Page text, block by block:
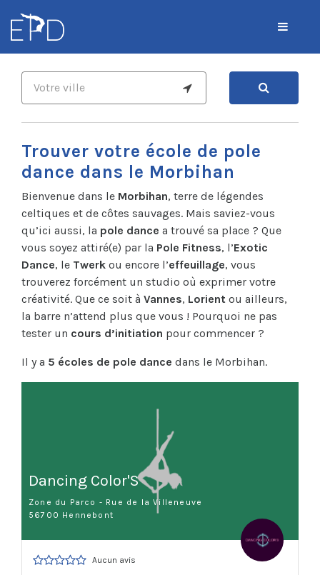
Trouver votre école de pole
dance dans le Morbihan
Bienvenue dans le Morbihan, terre de légendes
celtiques et de côtes sauvages. Mais saviez-vous
qu’ici aussi, la pole dance a trouvé sa place ? Que
vous soyez attiré(e) par la Pole Fitness, l’Exotic
Dance, le Twerk ou encore l’effeuillage, vous
trouverez forcément un studio où exprimer votre
créativité. Que ce soit à Vannes, Lorient ou ailleurs,
la barre n’attend plus que vous ! Pourquoi ne pas
tester un cours d’initiation pour commencer ?
Il y a 5 écoles de pole dance dans le Morbihan.
Dancing Color'S
Zone du Parco - Rue de la Villeneuve
56700 Hennebont
Aucun avis